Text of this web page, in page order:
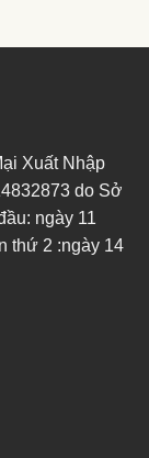
Xuất Nhập
do Sở
ngày 11
thứ 2 :ngày 14